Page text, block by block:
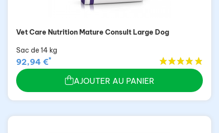
Vet Care Nutrition Mature Consult Large Dog
Sac de 14 kg
92,94 €*
AJOUTER AU PANIER